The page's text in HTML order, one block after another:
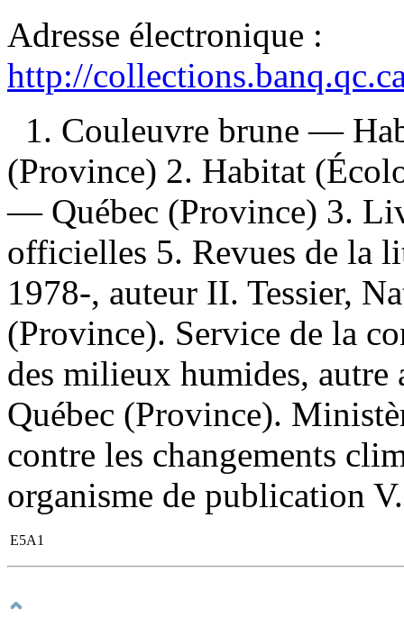
Adresse électronique :
http://
1. Couleuvre brune —
(Province) 2. Habitat
— Québec (Province) 3.
officielles 5. Revues de la
1978-, auteur II. Tessier,
(Province). Service de la
des milieux humides, autre
Québec (Province).
contre les changements
organisme de publication
E5A1